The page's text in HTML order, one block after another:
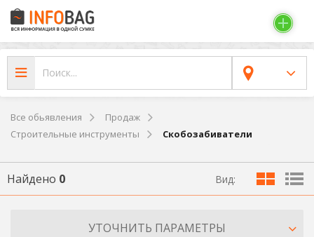
Все обьявления
Продаж
Строительные инструменты
Скобозабиватели
Найдено 0 Вид:
УТОЧНИТЬ ПАРАМЕТРЫ